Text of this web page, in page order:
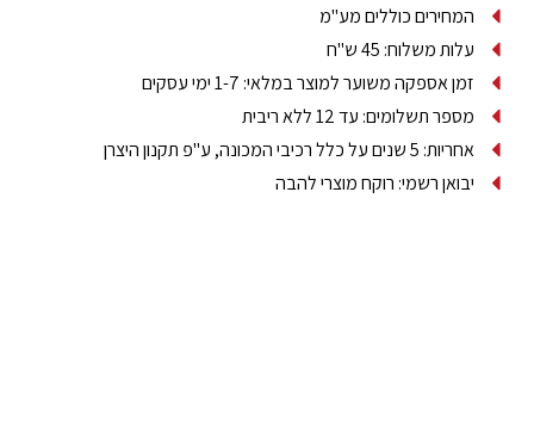
‫המחירים כוללים מע"מ‬
עלות משלוח: 45 ש"ח
זמן אספקה משוער למוצר במלאי: 1-7 ימי עסקים‬
מספר תשלומים: עד 12 ללא ריבית
אחריות: 5 שנים על כלל רכיבי המכונה, ע"פ תקנון היצרן‫
יבואן רשמי: רוקח מוצרי להבה